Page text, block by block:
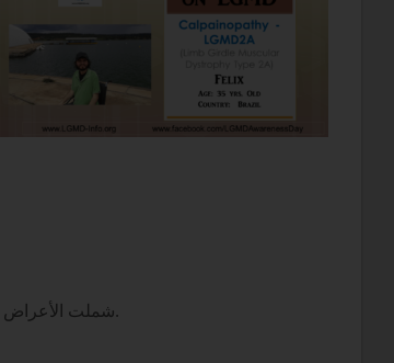
شملت الأعراض الأولى: السقوط والتعب والمشي على أطراف أصابع قدمي. بالإضافة إلى ذلك، لم أستطع مجاراة الأشخاص الآخرين في عمري في الأنشطة البدنية.